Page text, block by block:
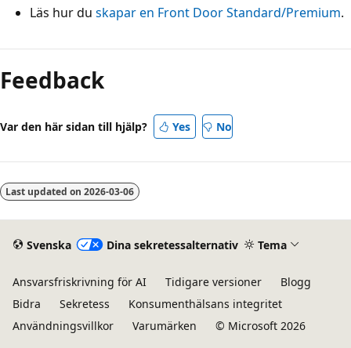
Läs hur du skapar en Front Door Standard/Premium.
Feedback
Var den här sidan till hjälp? Yes No
Last updated on 2026-03-06
Svenska Dina sekretessalternativ Tema
Ansvarsfriskrivning för AI Tidigare versioner
Blogg
Bidra
Sekretess
Konsumenthälsans integritet
Användningsvillkor
Varumärken © Microsoft 2026